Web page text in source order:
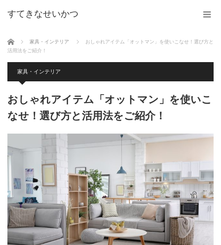
すてきなせいかつ
ホーム 家具・インテリア
おしゃれアイテム「オットマン」を使いこなせ！選び方と
活用法をご紹介！
家具・インテリア
おしゃれアイテム「オットマン」を使いこ
なせ！選び方と活用法をご紹介！